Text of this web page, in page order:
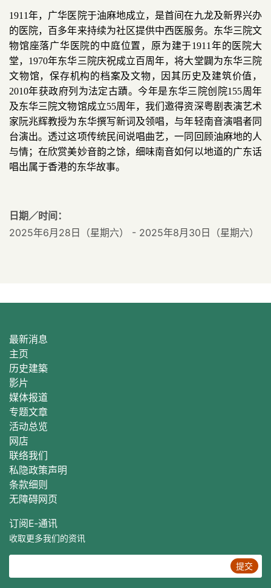
1911年，广华医院于油麻地成立，是首间在九龙及新界兴办
的医院，百多年来持续为社区提供中西医服务。东华三院文
物馆座落广华医院的中庭位置，原为建于1911年的医院大
堂，1970年东华三院庆祝成立百周年，将大堂闢为东华三院
文物馆，保存机构的档案及文物，因其历史及建筑价值，
2010年获政府列为法定古蹟。今年是东华三院创院155周年
及东华三院文物馆成立55周年，我们邀得资深粤剧表演艺术
家阮兆辉教授为东华撰写新词及领唱，与年轻南音演唱者同
台演出。透过这项传统民间说唱曲艺，一同回顾油麻地的人
与情；在欣赏美妙音韵之馀，细味南音如何以地道的广东话
唱出属于香港的东华故事。
日期／时间：
2025年6月28日（星期六） - 2025年8月30日（星期六）
最新消息
主页
历史建築
影片
媒体报道
专题文章
活动总览
网店
联络我们
私隐政策声明
条款细则
无障碍网页
订阅E‐通讯
收取更多我们的资讯
提交